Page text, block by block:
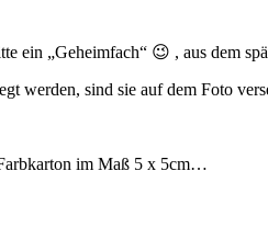
ein „Geheimfach“ 😉 , aus dem
werden, sind sie auf dem Foto
im Maß 5 x 5cm…